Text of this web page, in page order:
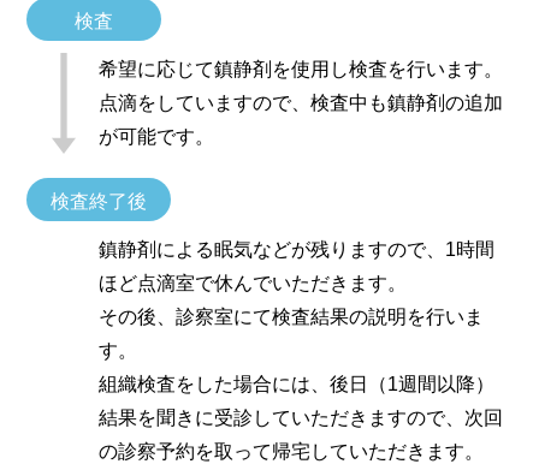
検査
希望に応じて鎮静剤を使用し検査を行います。
点滴をしていますので、検査中も鎮静剤の追加
が可能です。
検査終了後
鎮静剤による眠気などが残りますので、1時間
ほど点滴室で休んでいただきます。
その後、診察室にて検査結果の説明を行いま
す。
組織検査をした場合には、後日（1週間以降）
結果を聞きに受診していただきますので、次回
の診察予約を取って帰宅していただきます。